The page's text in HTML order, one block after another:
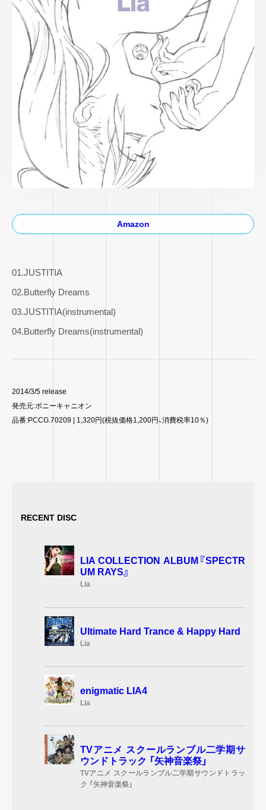
Amazon
01.JUSTITIA
02.Butterfly Dreams
03.JUSTITIA(instrumental)
04.Butterfly Dreams(instrumental)
2014/3/5 release
発売元:ポニーキャニオン
品番:PCCG.70209 | 1,320円(税抜価格1,200円、消費税率10％)
RECENT DISC
LIA COLLECTION ALBUM『SPECTR
UM RAYS』
Lia
Ultimate Hard Trance & Happy Hard
Lia
enigmatic LIA4
Lia
TVアニメ スクールランブル二学期サ
ウンドトラック 「矢神音楽祭」
TVアニメ スクールランブル二学期サウンドトラッ
ク 「矢神音楽祭」